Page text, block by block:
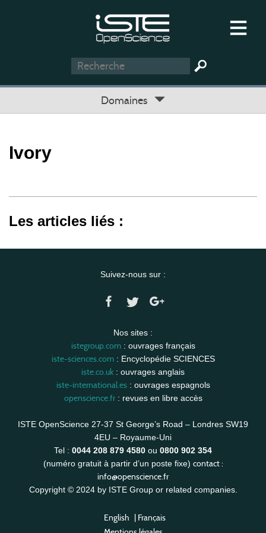
Domaines
Ivory
Les articles liés :
Suivez-nous sur :
Nos sites :
istegroup.com: ouvrages français
iste-sciences.com: Encyclopédie SCIENCES
iste.co.uk : ouvrages anglais
iste-international.es: ouvrages espagnols
openscience.fr: revues en libre accès
ISTE OpenScience 27-37 St George’s Road – Londres SW19
4EU – Royaume-Uni
Tel : 0044 208 879 4580 ou 0800 902 354
(numéro gratuit à partir d’un poste fixe) contact :
info@openscience.fr
Copyright © 2024 by ISTE Group or related companies.
English | Français